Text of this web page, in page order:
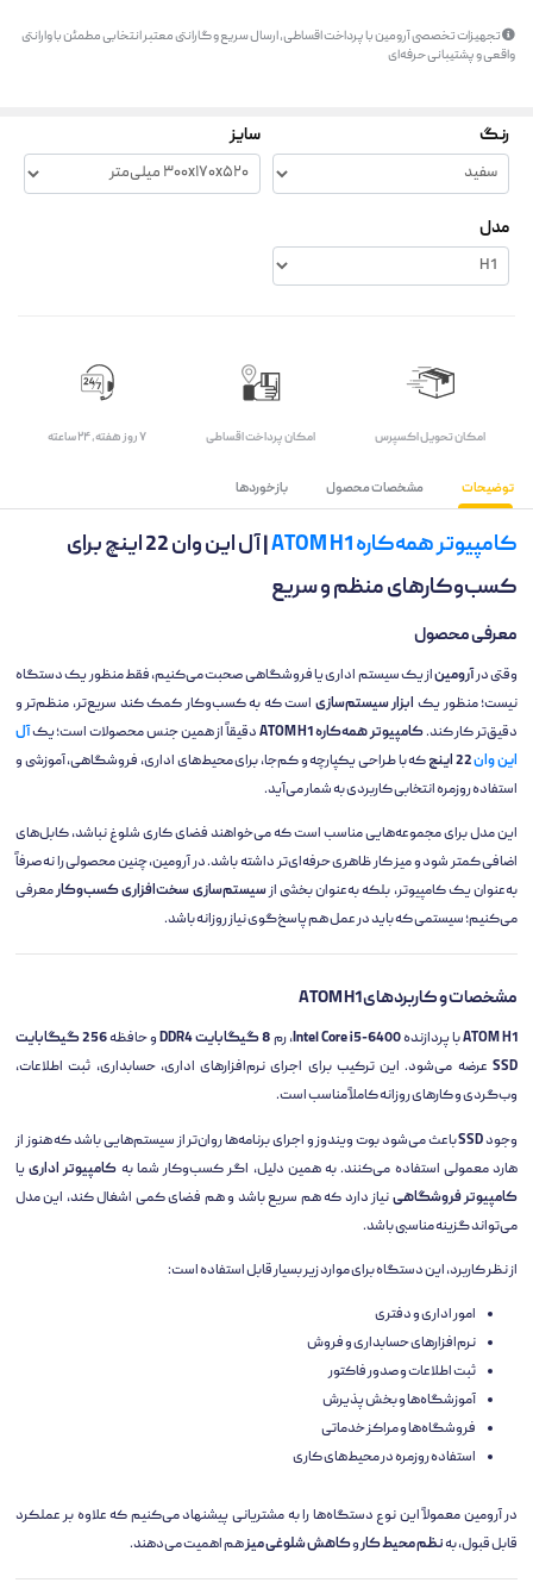
تجهیزات تخصصی آرومین با پرداخت اقساطی، ارسال سریع و گارانتی معتبر انتخابی مطمئن با وارانتی
واقعی و پشتیبانی حرفه‌ای
رنگ سایز
مدل
اﻣﮑﺎن ﺗﺤﻮﯾﻞ اﮐﺴﭙﺮس امکان پرداخت اقساطی ۷ روز ﻫﻔﺘﻪ، ۲۴ ﺳﺎﻋﺘﻪ
توضیحات مشخصات محصول بازخوردها
کامپیوتر همه‌کارهATOM H1
| آل این وان 22 اینچ برای
کسب‌وکارهای منظم و سریع
معرفی محصول
وقتی درآرومیناز یک سیستم اداری یا فروشگاهی صحبت می‌کنیم، فقط منظور یک دستگاه
نیست؛ منظور یک ابزار سیستم‌سازی است که به کسب‌وکار کمک کند سریع‌تر، منظم‌تر و
دقیق‌تر کار کند.کامپیوتر همه‌کاره ATOM H1 دقیقاً از همین جنس محصولات است؛ یکآل
این وان22 اینچ
که با طراحی یکپارچه و کم‌جا، برای محیط‌های اداری، فروشگاهی، آموزشی و
استفاده روزمره انتخابی کاربردی به شمار می‌آید.
این مدل برای مجموعه‌هایی مناسب است که می‌خواهند فضای کاری شلوغ نباشد، کابل‌های
اضافی کمتر شود و میز کار ظاهری حرفه‌ای‌تر داشته باشد. در آرومین، چنین محصولی را نه صرفاً
به‌عنوان یک کامپیوتر، بلکه به‌عنوان بخشی ازسیستم‌سازی سخت‌افزاری کسب‌وکارمعرفی
می‌کنیم؛ سیستمی که باید در عمل هم پاسخ‌گوی نیاز روزانه باشد.
مشخصات و کاربردهای ATOM H1
ATOM H1با پردازندهIntel Core i5-6400، رم8 گیگابایت DDR4 و حافظه
256 گیگابایت
SSDعرضه می‌شود. این ترکیب برای اجرای نرم‌افزارهای اداری، حسابداری، ثبت اطلاعات،
وب‌گردی و کارهای روزانه کاملاً مناسب است.
وجودSSDباعث می‌شود بوت ویندوز و اجرای برنامه‌ها روان‌تر از سیستم‌هایی باشد که هنوز از
هارد معمولی استفاده می‌کنند. به همین دلیل، اگر کسب‌وکار شما به کامپیوتر ادارییا
کامپیوتر فروشگاهینیاز دارد که هم سریع باشد و هم فضای کمی اشغال کند، این مدل
می‌تواند گزینه مناسبی باشد.
از نظر کاربرد، این دستگاه برای موارد زیر بسیار قابل استفاده است:
امور اداری و دفتری
نرم‌افزارهای حسابداری و فروش
ثبت اطلاعات و صدور فاکتور
آموزشگاه‌ها و بخش پذیرش
فروشگاه‌ها و مراکز خدماتی
استفاده روزمره در محیط‌های کاری
در آرومین معمولاً این نوع دستگاه‌ها را به مشتریانی پیشنهاد می‌کنیم که علاوه بر عملکرد
قابل قبول، بهنظم محیط کاروکاهش شلوغی میزهم اهمیت می‌دهند.